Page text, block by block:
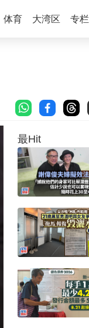
体育 大湾区 专栏
最Hit